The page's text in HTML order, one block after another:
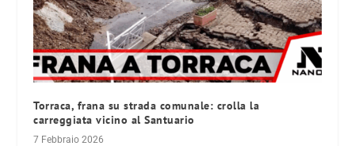
Torraca, frana su strada comunale: crolla la
carreggiata vicino al Santuario
7 Febbraio 2026